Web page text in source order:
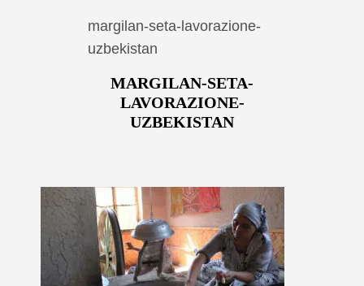
margilan-seta-lavorazione-
uzbekistan
MARGILAN-SETA-
LAVORAZIONE-
UZBEKISTAN